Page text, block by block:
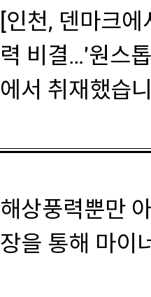
[인천, 덴마크
력 비결…'원스
에서 취재했습
해상풍력뿐만
장을 통해 마이